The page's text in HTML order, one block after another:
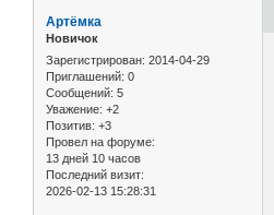
Артёмка
Новичок
Зарегистрирован: 2014-04-29
Приглашений: 0
Сообщений: 5
Уважение: +2
Позитив: +3
Провел на форуме:
13 дней 10 часов
Последний визит:
2026-02-13 15:28:31